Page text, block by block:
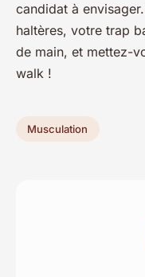
candidat à
haltères, votre trap
de main, et mettez-
walk !
Musculation